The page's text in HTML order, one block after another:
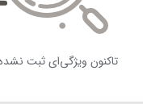
تاکنون ویژگی‌ای ثبت